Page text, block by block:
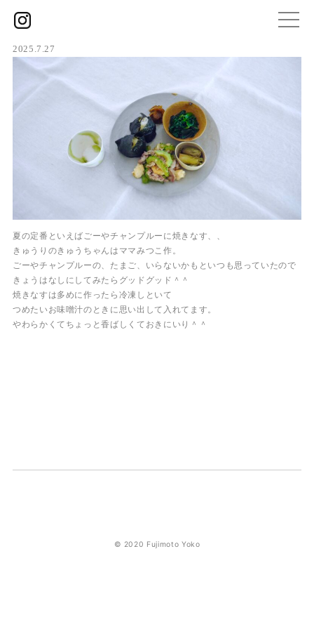
2025.7.27
夏の定番といえばごーやチャンプルーに焼きなす、、
きゅうりのきゅうちゃんはママみつこ作。
ごーやチャンプルーの、たまご、いらないかもといつも思っていたので
きょうはなしにしてみたらグッドグッド＾＾
焼きなすは多めに作ったら冷凍しといて
つめたいお味噌汁のときに思い出して入れてます。
やわらかくてちょっと香ばしくておきにいり＾＾
© 2020 Fujimoto Yoko